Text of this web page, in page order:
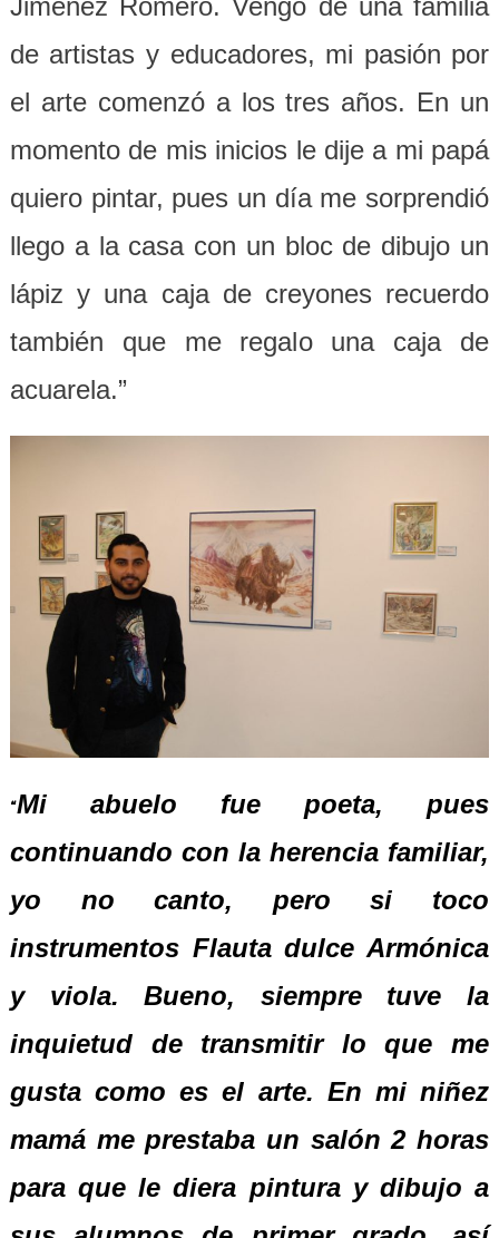
Jiménez Romero. Vengo de una familia
de artistas y educadores, mi pasión por
el arte comenzó a los tres años. En un
momento de mis inicios le dije a mi papá
quiero pintar, pues un día me sorprendió
llego a la casa con un bloc de dibujo un
lápiz y una caja de creyones recuerdo
también que me regalo una caja de
acuarela.”
“Mi abuelo fue poeta, pues
continuando con la herencia familiar,
yo no canto, pero si toco
instrumentos Flauta dulce Armónica
y viola. Bueno, siempre tuve la
inquietud de transmitir lo que me
gusta como es el arte. En mi niñez
mamá me prestaba un salón 2 horas
para que le diera pintura y dibujo a